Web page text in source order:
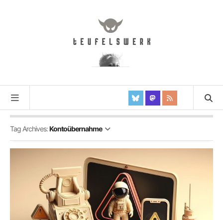
Tag Archives:Kontoübernahme